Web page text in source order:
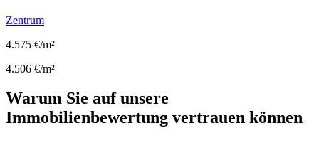
Zentrum
4.575 €/m²
4.506 €/m²
Warum Sie auf unsere
Immobilienbewertung vertrauen können